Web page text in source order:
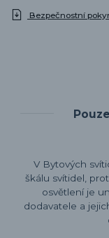
Bezpečnostní
V Bytových
škálu svítidel,
osvětlení je
dodavatele a